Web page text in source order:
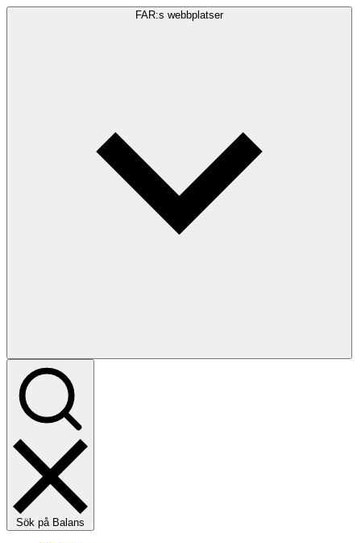
FAR:s webbplatser
Sök på Balans